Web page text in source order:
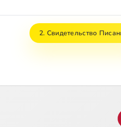
2. Свидетельство